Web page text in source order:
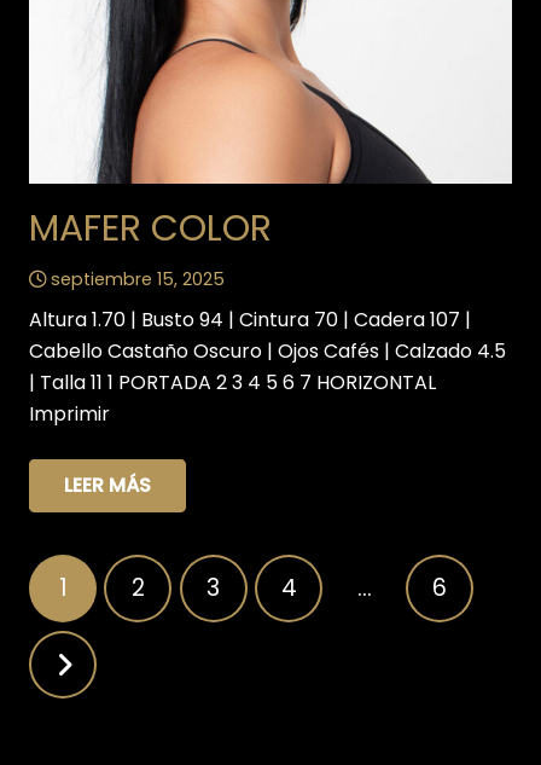
MAFER COLOR
septiembre 15, 2025
Altura 1.70 | Busto 94 | Cintura 70 | Cadera 107 |
Cabello Castaño Oscuro | Ojos Cafés | Calzado 4.5
| Talla 11 1 PORTADA 2 3 4 5 6 7 HORIZONTAL
Imprimir
LEER MÁS
Navegación
de
entradas
1 2 3 4 … 6